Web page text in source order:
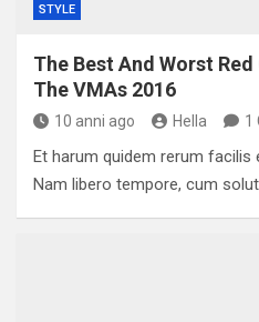
STYLE
The Best And Worst
The VMAs 2016
10 anni ago Hella 1
Et harum quidem rerum
Nam libero tempore, cum